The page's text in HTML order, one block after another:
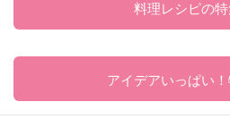
料理レシピの
アイデアいっぱい